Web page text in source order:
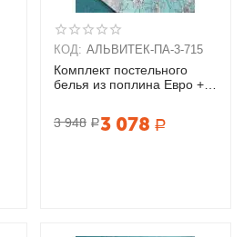
КОД: АЛЬВИТЕК-ПA-3-715
Комплект постельного
белья из поплина Евро + 2
3 948 Р 3 078 Р